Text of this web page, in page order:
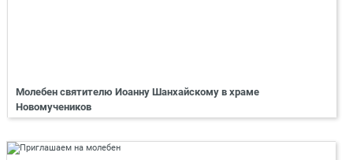
Молебен святителю Иоанну Шанхайскому в храме
Новомучеников